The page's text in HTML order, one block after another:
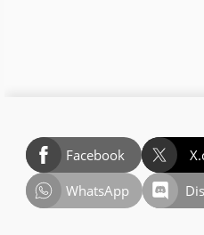
Facebook
WhatsApp